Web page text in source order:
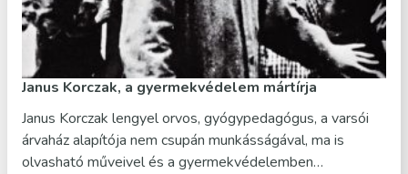
Janus Korczak, a gyermekvédelem mártírja
Janus Korczak lengyel orvos, gyógypedagógus, a varsói
árvaház alapítója nem csupán munkásságával, ma is
olvasható műveivel és a gyermekvédelemben…